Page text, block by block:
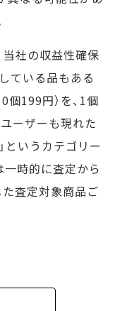
当社の収益性確保
ている品もある
個199円）を、1個
ーザーも現れた
というカテゴリー
一時的に査定から
た査定対象商品ご